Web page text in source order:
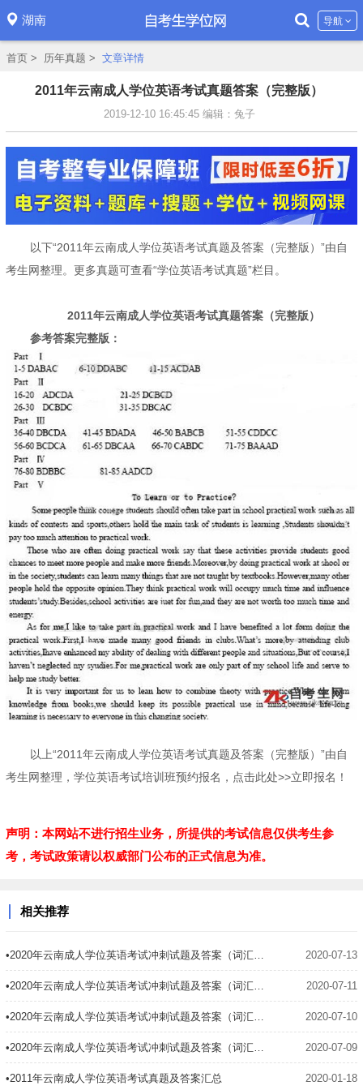
湖南 导航
首页 > 历年真题 > 文章详情
2011年云南成人学位英语考试真题答案（完整版）
2019-12-10 16:45:45 编辑：兔子
以下“2011年云南成人学位英语考试真题及答案（完整版）”由自
考生网整理。更多真题可查看“学位英语考试真题”栏目。
2011年云南成人学位英语考试真题答案（完整版）
参考答案完整版：
以上“2011年云南成人学位英语考试真题及答案（完整版）”由自
考生网整理，学位英语考试培训班预约报名，点击此处>>立即报名！
声明：本网站不进行招生业务，所提供的考试信息仅供考生参
考，考试政策请以权威部门公布的正式信息为准。
相关推荐
2020-07-13
2020-07-11
2020-07-10
2020-07-09
•2011年云南成人学位英语考试真题及答案汇总 2020-01-18